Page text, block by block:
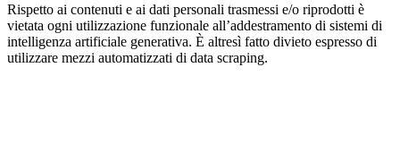
Rispetto ai contenuti e ai dati personali trasmessi e/o riprodotti è
vietata ogni utilizzazione funzionale all’addestramento di sistemi di
intelligenza artificiale generativa. È altresì fatto divieto espresso di
utilizzare mezzi automatizzati di data scraping.